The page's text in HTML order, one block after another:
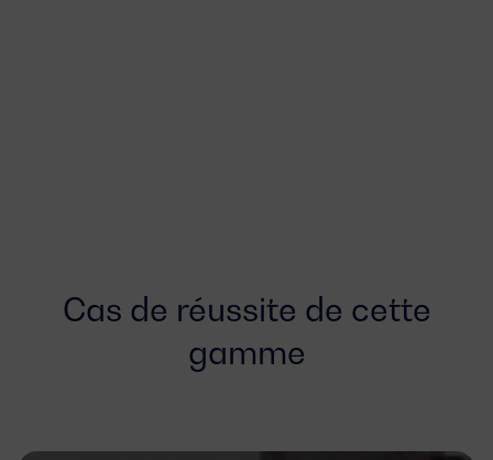
Cas de réussite de cette
gamme